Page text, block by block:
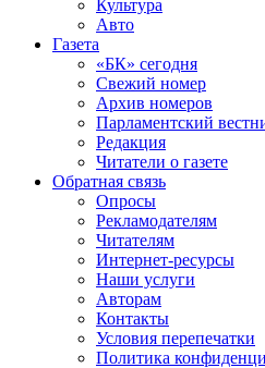
Культура
Авто
Газета
«БК» сегодня
Свежий номер
Архив номеров
Парламентский
Редакция
Читатели о газете
Обратная связь
Опросы
Рекламодателям
Читателям
Интернет-ресурсы
Наши услуги
Авторам
Контакты
Условия перепечатки
Политика